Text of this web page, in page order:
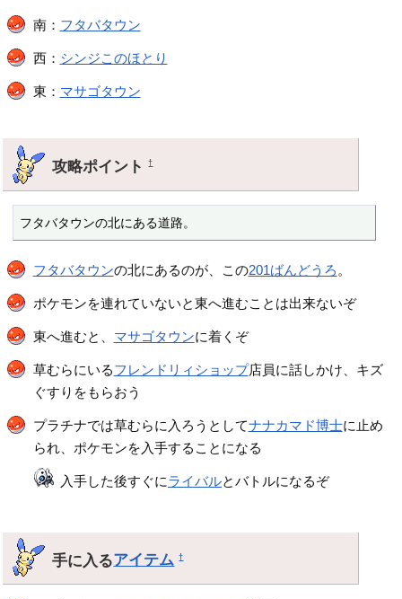
南： フタバタウン
西： シンジこのほとり
東： マサゴタウン
攻略ポイント†
フタバタウンの北にある道路。
フタバタウンの北にあるのが、この201ばんどうろ 。
ポケモンを連れていないと東へ進むことは出来ないぞ
東へ進むと、 マサゴタウンに着くぞ
草むらにいるフレンドリィショップ店員に話しかけ、キズ
ぐすりをもらおう
プラチナでは草むらに入ろうとしてナナカマド博士に止め
られ、ポケモンを入手することになる
入手した後すぐにライバルとバトルになるぞ
手に入るアイテム †